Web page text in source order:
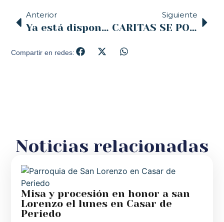
Anterior
Ya está disponible “Este es el tiempo de la misericordia” de D. Manuel Sánchez Monge, en la Librería de Pastoral de la Diócesis *
Siguiente
CARITAS SE POSICIONA FRENTE AL ACUERDO UE-TURQUÍA Y PIDE “PROTECCIÓN Y ACOGIDA YA” PARA LOS REFUGIADOS
Compartir en redes:
Noticias relacionadas
Misa y procesión en honor a san
Lorenzo el lunes en Casar de
Periedo